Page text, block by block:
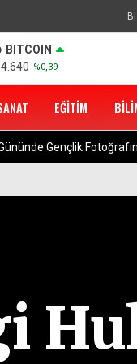
BITCOIN
%0,39
EĞITIM